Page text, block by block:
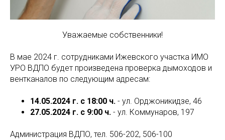
Уважаемые собственники!
В мае 2024 г. сотрудниками Ижевского участка ИМО
УРО ВДПО будет произведена проверка дымоходов и
вентканалов по следующим адресам:
14.05.2024 г. с 18:00 ч. - ул. Орджоникидзе, 46
27.05.2024 г. с 9:00 ч. - ул. Коммунаров, 197
Администрация ВДПО, тел. 506-202, 506-100